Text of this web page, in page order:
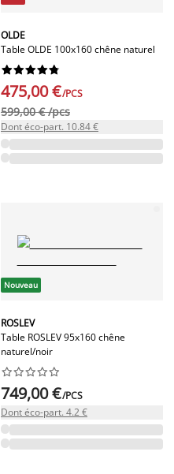
OLDE
Table OLDE 100x160 chêne naturel






475,00 €/PCS
599,00 € /pcs
Dont éco-part. 10.84 €
Nouveau
ROSLEV
Table ROSLEV 95x160 chêne
naturel/noir






749,00 €/PCS
Dont éco-part. 4.2 €